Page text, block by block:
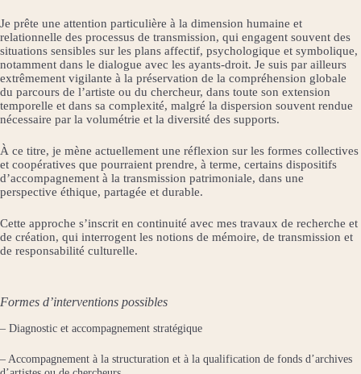
Je prête une attention particulière à la dimension humaine et
relationnelle des processus de transmission, qui engagent souvent des
situations sensibles sur les plans affectif, psychologique et symbolique,
notamment dans le dialogue avec les ayants-droit. Je suis par ailleurs
extrêmement vigilante à la préservation de la compréhension globale
du parcours de l’artiste ou du chercheur, dans toute son extension
temporelle et dans sa complexité, malgré la dispersion souvent rendue
nécessaire par la volumétrie et la diversité des supports.
À ce titre, je mène actuellement une réflexion sur les formes collectives
et coopératives que pourraient prendre, à terme, certains dispositifs
d’accompagnement à la transmission patrimoniale, dans une
perspective éthique, partagée et durable.
Cette approche s’inscrit en continuité avec mes travaux de recherche et
de création, qui interrogent les notions de mémoire, de transmission et
de responsabilité culturelle.
Formes d’interventions possibles
– Diagnostic et accompagnement stratégique
– Accompagnement à la structuration et à la qualification de fonds d’archives